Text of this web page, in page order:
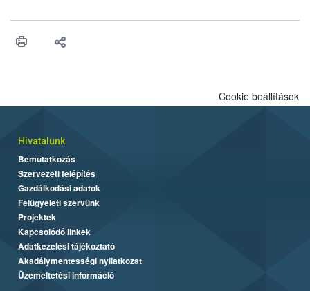
higiéniai szabályok betartása, a megfelelő hőkezelés, valamint a
biztonsági Hivatal (Nébih) Oktatási Programja összegyűjtötte a
Cookie beállítások
Hivatalunk
Bemutatkozás
Szervezeti felépítés
Gazdálkodási adatok
Felügyeleti szervünk
Projektek
Kapcsolódó linkek
Adatkezelési tájékoztató
Akadálymentességi nyilatkozat
Üzemeltetési információ